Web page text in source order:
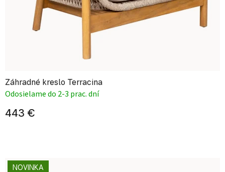
Záhradné kreslo Terracina
Odosielame do 2-3 prac. dní
443 €
NOVINKA